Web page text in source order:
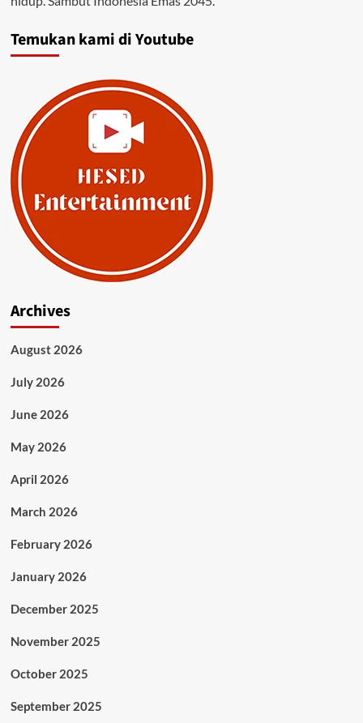
Temukan kami di Youtube
Archives
August 2026
July 2026
June 2026
May 2026
April 2026
March 2026
February 2026
January 2026
December 2025
November 2025
October 2025
September 2025